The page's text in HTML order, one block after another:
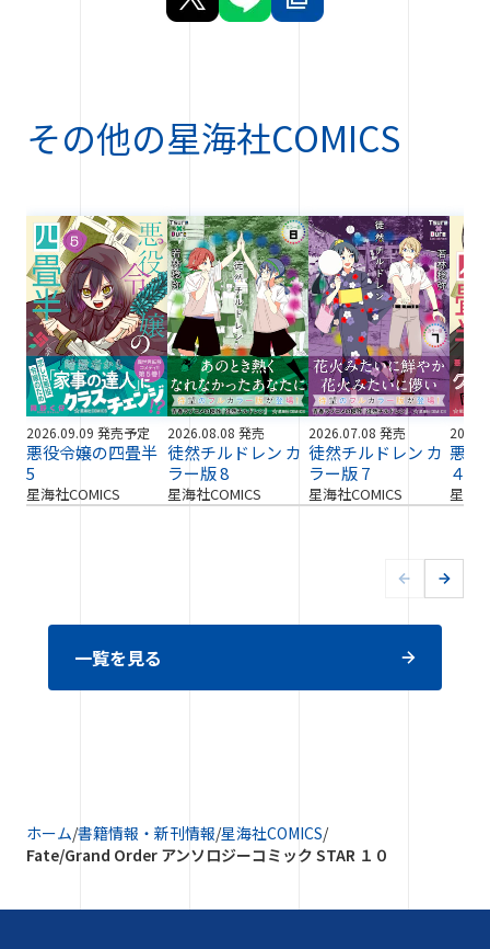
その他の星海社COMICS
2026.09.09 発売予定
悪役令嬢の四畳半
5
星海社COMICS
2026.08.08 発売
徒然チルドレン カ
ラー版 8
星海社COMICS
2026.07.08 発売
徒然チルドレン カ
ラー版 7
星海社COMICS
悪役
４
星海
一覧を見る
ホーム/書籍情報・新刊情報/星海社COMICS/
Fate/Grand Order アンソロジーコミック STAR １０